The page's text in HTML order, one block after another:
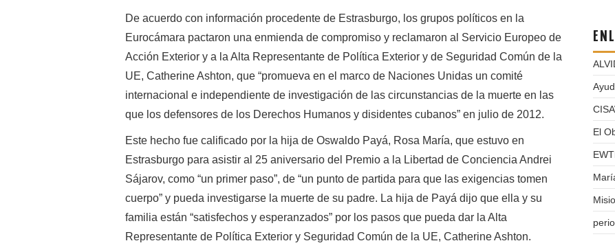
De acuerdo con información procedente de Estrasburgo, los grupos políticos en la
Eurocámara pactaron una enmienda de compromiso y reclamaron al Servicio Europeo de
Acción Exterior y a la Alta Representante de Política Exterior y de Seguridad Común de la
UE, Catherine Ashton, que “promueva en el marco de Naciones Unidas un comité
internacional e independiente de investigación de las circunstancias de la muerte en las
que los defensores de los Derechos Humanos y disidentes cubanos” en julio de 2012.
Este hecho fue calificado por la hija de Oswaldo Payá, Rosa María, que estuvo en
Estrasburgo para asistir al 25 aniversario del Premio a la Libertad de Conciencia Andrei
Sájarov, como “un primer paso”, de “un punto de partida para que las exigencias tomen
cuerpo” y pueda investigarse la muerte de su padre. La hija de Payá dijo que ella y su
familia están “satisfechos y esperanzados” por los pasos que pueda dar la Alta
Representante de Política Exterior y Seguridad Común de la UE, Catherine Ashton.
El